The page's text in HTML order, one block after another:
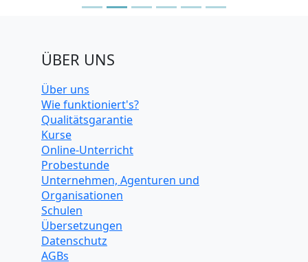
ÜBER UNS
Über uns
Wie funktioniert's?
Qualitätsgarantie
Kurse
Online-Unterricht
Probestunde
Unternehmen, Agenturen und
Organisationen
Schulen
Übersetzungen
Datenschutz
AGBs